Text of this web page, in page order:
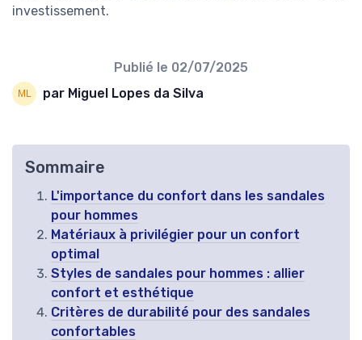
investissement.
Publié le 02/07/2025
par Miguel Lopes da Silva
Sommaire
L'importance du confort dans les sandales
pour hommes
Matériaux à privilégier pour un confort
optimal
Styles de sandales pour hommes : allier
confort et esthétique
Critères de durabilité pour des sandales
confortables